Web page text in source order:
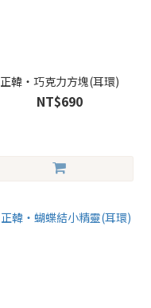
正韓・巧克力方塊(耳環)
NT$690